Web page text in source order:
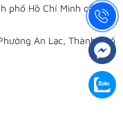
phố Hồ Chí Minh cấp
An Lạc, Thành phố